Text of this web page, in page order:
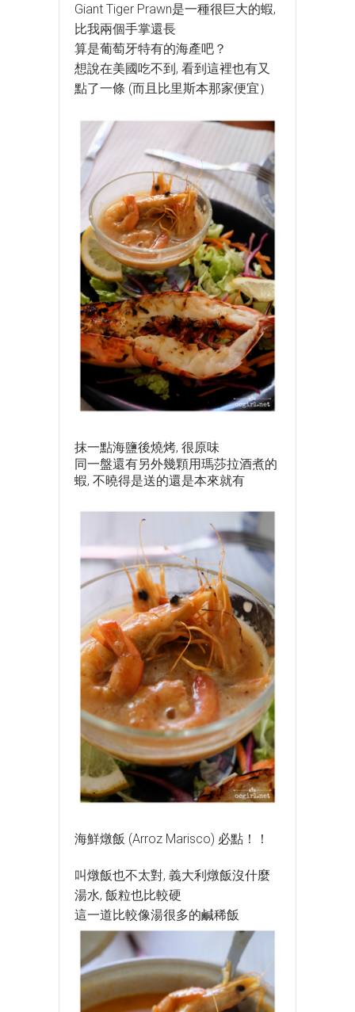
Giant Tiger Prawn是一種很巨大的蝦,
比我兩個手掌還長
算是葡萄牙特有的海產吧？
想說在美國吃不到, 看到這裡也有又
點了一條 (而且比里斯本那家便宜）
抹一點海鹽後燒烤, 很原味
同一盤還有另外幾顆用瑪莎拉酒煮的
蝦, 不曉得是送的還是本來就有
海鮮燉飯 (Arroz Marisco) 必點！！
叫燉飯也不太對, 義大利燉飯沒什麼
湯水, 飯粒也比較硬
這一道比較像湯很多的鹹稀飯